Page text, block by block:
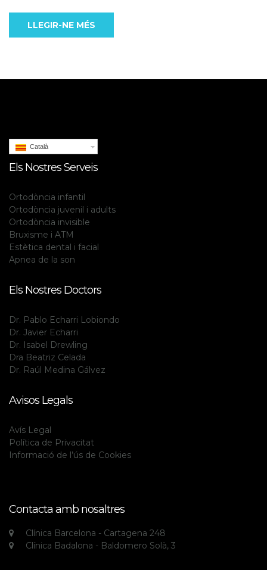
LLEGIR-NE MÉS
Català
Els Nostres Serveis
Ortodòncia infantil
Ortodòncia juvenil i adults
Ortodòncia invisible
Bruxisme i ATM
Estètica dental i facial
Apnea de la son
Els Nostres Doctors
Dr. Pablo Echarri Lobiondo
Dr. Javier Echarri
Dr. Isabel Drewling
Dra Beatriz Celada
Dr. Raúl Medina Gálvez
Avisos Legals
Avís Legal
Política de Privacitat
Informació de l’ús de Cookies
Contacta amb nosaltres
Clínica Barcelona - Cartagena 248
Clínica Badalona - Baldomero Solà, 3